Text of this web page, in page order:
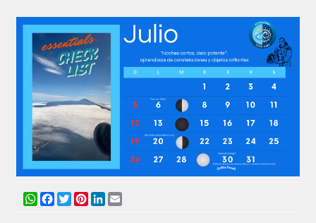
WhatsApp
Facebook
TwitterPinterest
LinkedIn